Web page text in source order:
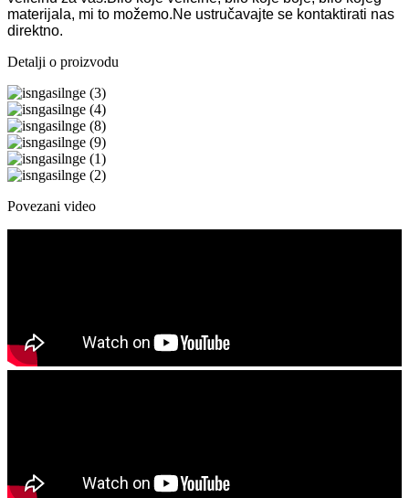
materijala, mi to možemo.Ne ustručavajte se kontaktirati nas
direktno.
Detalji o proizvodu
Povezani video